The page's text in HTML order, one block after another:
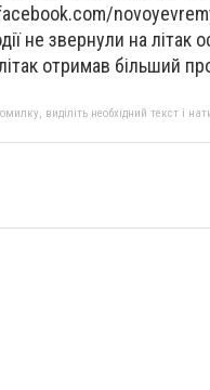
не звернули на
отримав більший
виділіть необхідний текст і